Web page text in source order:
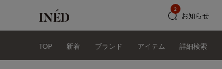
お知らせ
2
TOP 新着 ブランド アイテム 詳細検索